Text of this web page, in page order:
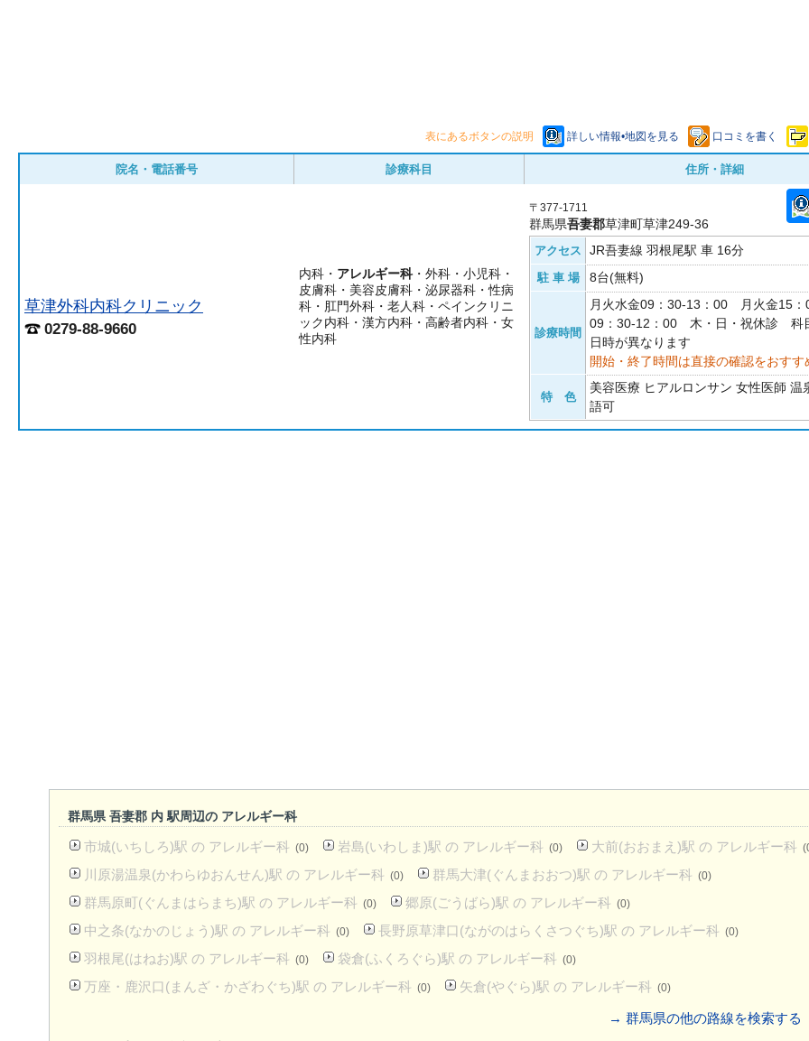
表にあるボタンの説明 詳しい情報•地図を見る 口コミを書く
院名・電話番号 診療科目 住所・詳細
草津外科内科クリニック
0279-88-9660
内科・ アレルギー科・外科・小児科・
皮膚科・美容皮膚科・泌尿器科・性病
科・肛門外科・老人科・ペインクリニ
ック内科・漢方内科・高齢者内科・女
性内科
〒377-1711
群馬県吾妻郡草津町草津249-36
アクセス JR吾妻線 羽根尾駅 車 16分
駐 車 場 8台(無料)
診療時間
月火水金09：30-13：00 月火金15
09：30-12：00 木・日・祝休診 科
日時が異なります
開始・終了時間は直接の確認をおすす
特 色
美容医療 ヒアルロンサン 女性医師 温
語可
群馬県 吾妻郡 内 駅周辺の アレルギー科
市城(いちしろ)駅 の アレルギー科 (0) 岩島(いわしま)駅 の アレルギー科 (0) 大前(おおまえ)駅 の アレルギー科
川原湯温泉(かわらゆおんせん)駅 の アレルギー科 (0) 群馬大津(ぐんまおおつ)駅 の アレルギー科 (0)
群馬原町(ぐんまはらまち)駅 の アレルギー科 (0) 郷原(ごうばら)駅 の アレルギー科 (0)
中之条(なかのじょう)駅 の アレルギー科 (0) 長野原草津口(ながのはらくさつぐち)駅 の アレルギー科 (0)
羽根尾(はねお)駅 の アレルギー科 (0) 袋倉(ふくろぐら)駅 の アレルギー科 (0)
万座・鹿沢口(まんざ・かざわぐち)駅 の アレルギー科 (0) 矢倉(やぐら)駅 の アレルギー科 (0)
→ 群馬県の他の路線を検索する